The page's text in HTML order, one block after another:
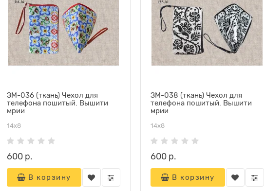
ЗМ-036 (ткань) Чехол для
телефона пошитый. Вышити
мрии
14х8
600 р.
В корзину
ЗМ-038 (ткань) Чехол для
телефона пошитый. Вышити
мрии
14х8
600 р.
В корзину